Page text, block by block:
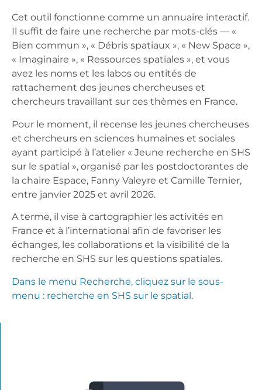
Cet outil fonctionne comme un annuaire interactif.
Il suffit de faire une recherche par mots-clés — «
Bien commun », « Débris spatiaux », « New Space »,
« Imaginaire », « Ressources spatiales », et vous
avez les noms et les labos ou entités de
rattachement des jeunes chercheuses et
chercheurs travaillant sur ces thèmes en France.
Pour le moment, il recense les jeunes chercheuses
et chercheurs en sciences humaines et sociales
ayant participé à l’atelier « Jeune recherche en SHS
sur le spatial », organisé par les postdoctorantes de
la chaire Espace, Fanny Valeyre et Camille Ternier,
entre janvier 2025 et avril 2026.
A terme, il vise à cartographier les activités en
France et à l’international afin de favoriser les
échanges, les collaborations et la visibilité de la
recherche en SHS sur les questions spatiales.
Dans le menu Recherche, cliquez sur le sous-
menu : recherche en SHS sur le spatial.